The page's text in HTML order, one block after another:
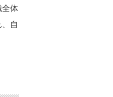
全体
自